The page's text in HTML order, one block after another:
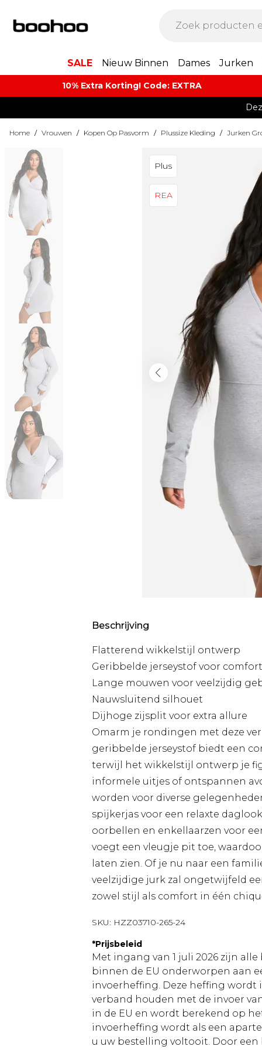
SALE Nieuw Binnen Dames Jurken
10% Extra Korting! Code: EXTRA​
Home / Vrouwen / Kopen Op Pasvorm / Plussize Kleding / Jurken
Plus
REA
Beschrijving
Flatterend wikkelstijl ontwerp
Geribbelde jerseystof voor
Lange mouwen voor veelzijdig
Nauwsluitend silhouet
Dijhoge zijsplit voor extra allure
Omarm je rondingen met deze
geribbelde jerseystof biedt een
terwijl het wikkelstijl ontwerp je
informele uitjes of ontspannen
worden voor diverse
spijkerjas voor een relaxte
oorbellen en enkellaarzen voor
voegt een vleugje pit toe,
laten zien. Of je nu naar een
veelzijdige jurk zal ongetwijfeld
zowel stijl als comfort in één
SKU: HZZ03710-265-24
*Prijsbeleid
Met ingang van 1 juli 2026 zijn
binnen de EU onderworpen aan
invoerheffing. Deze heffing
verband houden met de invoer
in de EU en wordt berekend op
invoerheffing wordt als een
u uw bestelling voltooit. Door